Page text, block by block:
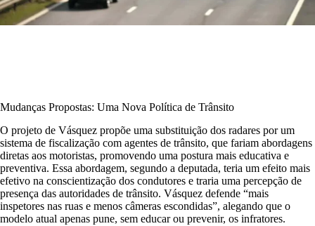
Mudanças Propostas: Uma Nova Política de Trânsito
O projeto de Vásquez propõe uma substituição dos radares por um
sistema de fiscalização com agentes de trânsito, que fariam abordagens
diretas aos motoristas, promovendo uma postura mais educativa e
preventiva. Essa abordagem, segundo a deputada, teria um efeito mais
efetivo na conscientização dos condutores e traria uma percepção de
presença das autoridades de trânsito. Vásquez defende “mais
inspetores nas ruas e menos câmeras escondidas”, alegando que o
modelo atual apenas pune, sem educar ou prevenir, os infratores.